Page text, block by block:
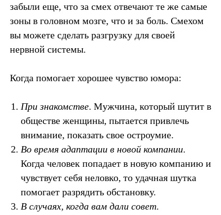
забыли еще, что за смех отвечают те же самые
зоны в головном мозге, что и за боль. Смехом
вы можете сделать разгрузку для своей
нервной системы.
Когда помогает хорошее чувство юмора:
При знакомстве. Мужчина, который шутит в
обществе женщины, пытается привлечь
внимание, показать свое остроумие.
Во время адаптации в новой компании.
Когда человек попадает в новую компанию и
чувствует себя неловко, то удачная шутка
помогает разрядить обстановку.
В случаях, когда вам дали совет.